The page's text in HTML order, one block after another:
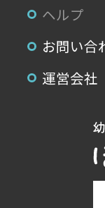
ヘルプ
お問い合
運営会社